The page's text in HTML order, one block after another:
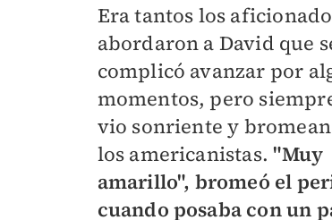
Era tantos los
abordaron a David que
complicó avanzar por
momentos, pero
vio sonriente y
los americanistas. "Muy
amarillo", bromeó el
cuando posaba con un